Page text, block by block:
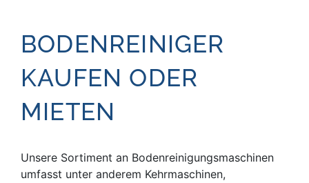
BODEN­REINIGER
KAUFEN ODER
MIETEN
Unsere Sortiment an Bodenreinigungs­­maschinen
umfasst unter anderem Kehrmaschinen,